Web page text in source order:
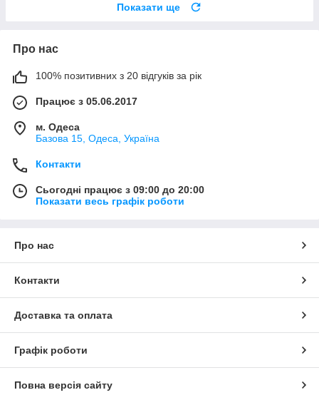
Показати ще
Про нас
100% позитивних з 20 відгуків за рік
Працює з 05.06.2017
м. Одеса
Базова 15, Одеса, Україна
Контакти
Сьогодні працює з 09:00 до 20:00
Показати весь графік роботи
Про нас
Контакти
Доставка та оплата
Графік роботи
Повна версія сайту